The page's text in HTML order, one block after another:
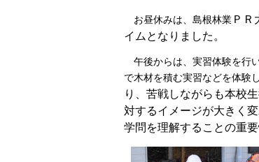
お昼休みは、島根林業 ＰＲ
イムとなりました。
午後からは、実習体験を行
で木材を積む実習などを体験
り、苦戦しながらも本校
対するイメージが大きく
学問を理解することの重